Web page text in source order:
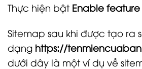
Thực hiện bật Enable feature
Sitemap sau khi được tạo ra
dạng https://
dưới dây là một ví dụ về